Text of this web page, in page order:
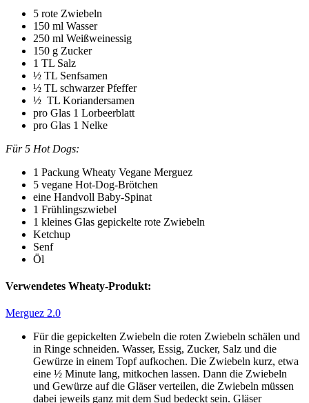
5 rote Zwiebeln
150 ml Wasser
250 ml Weißweinessig
150 g Zucker
1 TL Salz
½ TL Senfsamen
½ TL schwarzer Pfeffer
½ TL Koriandersamen
pro Glas 1 Lorbeerblatt
pro Glas 1 Nelke
Für 5 Hot Dogs:
1 Packung Wheaty Vegane Merguez
5 vegane Hot-Dog-Brötchen
eine Handvoll Baby-Spinat
1 Frühlingszwiebel
1 kleines Glas gepickelte rote Zwiebeln
Ketchup
Senf
Öl
Verwendetes Wheaty-Produkt:
Merguez 2.0
Für die gepickelten Zwiebeln die roten Zwiebeln schälen und
in Ringe schneiden. Wasser, Essig, Zucker, Salz und die
Gewürze in einem Topf aufkochen. Die Zwiebeln kurz, etwa
eine ½ Minute lang, mitkochen lassen. Dann die Zwiebeln
und Gewürze auf die Gläser verteilen, die Zwiebeln müssen
dabei jeweils ganz mit dem Sud bedeckt sein. Gläser